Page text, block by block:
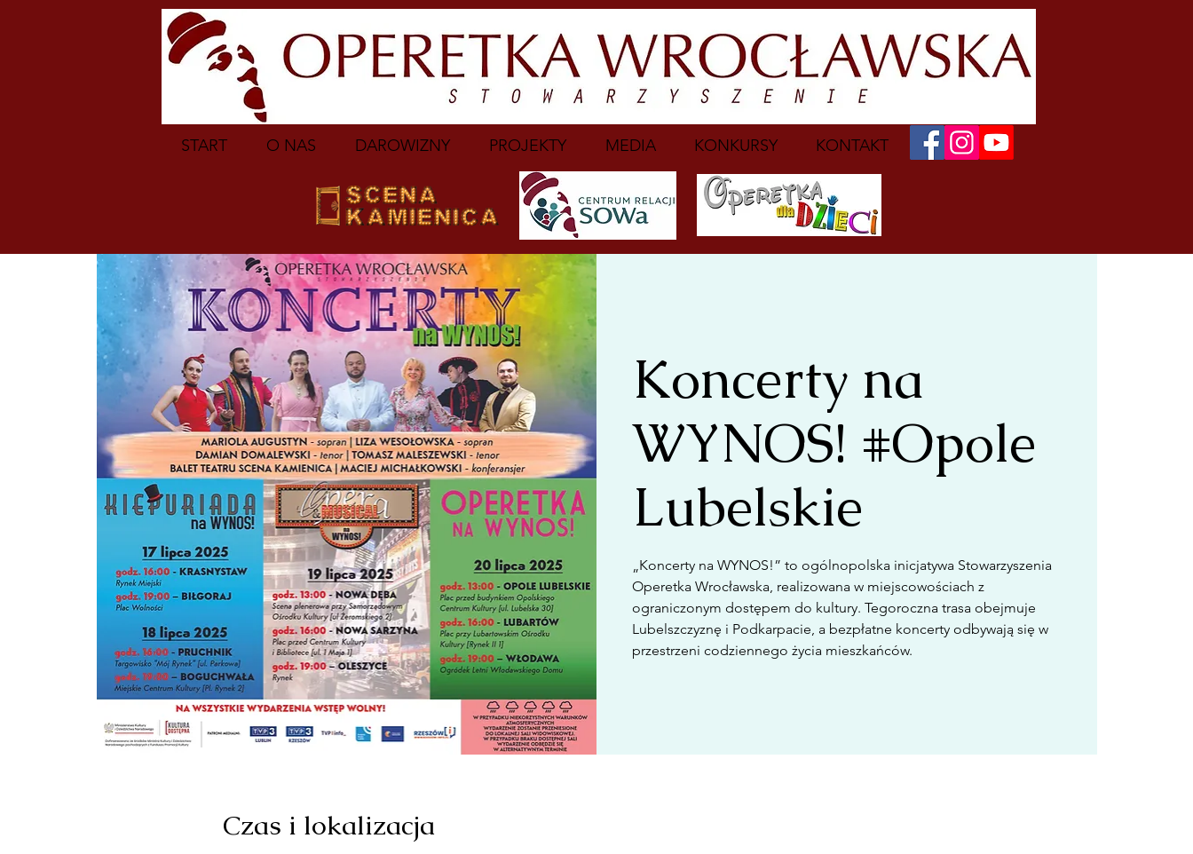
START O NAS DAROWIZNY PROJEKTY MEDIA KONKURSY KONTAKT
Koncerty na
WYNOS! #Opole
Lubelskie
„Koncerty na WYNOS!” to ogólnopolska inicjatywa Stowarzyszenia
Operetka Wrocławska, realizowana w miejscowościach z
ograniczonym dostępem do kultury. Tegoroczna trasa obejmuje
Lubelszczyznę i Podkarpacie, a bezpłatne koncerty odbywają się w
przestrzeni codziennego życia mieszkańców.
Czas i lokalizacja